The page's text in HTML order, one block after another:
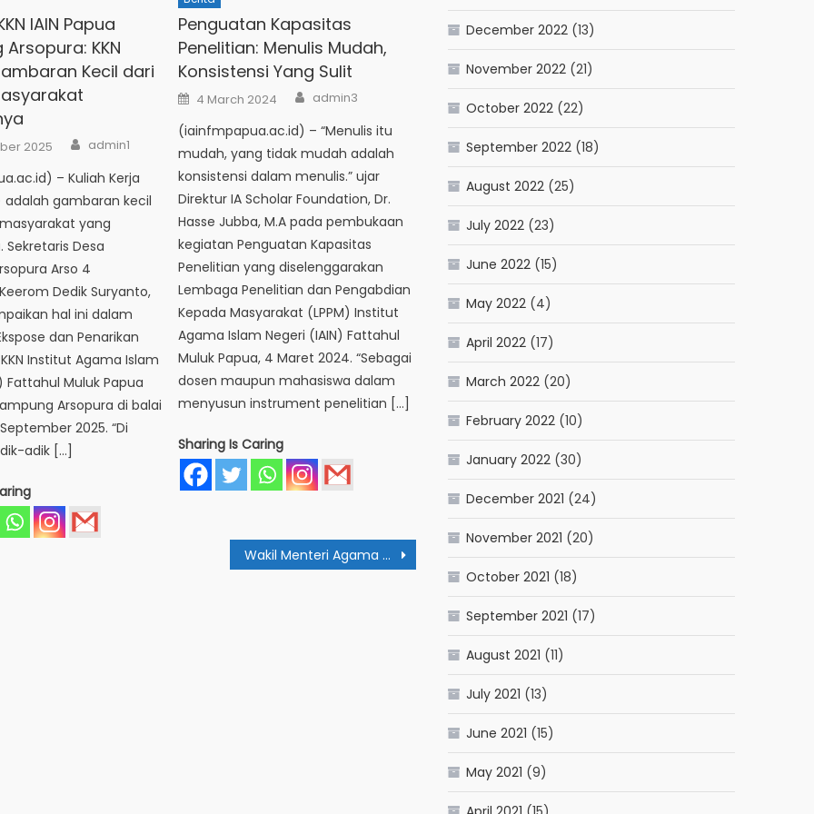
IAIN Papua
KKN
Kecil dari
2025 Author
admin1
– Kuliah Kerja
adalah gambaran kecil
yang
Sekretaris Desa
Arso 4
Dedik Suryanto,
hal ini dalam
dan Penarikan
Institut Agama Islam
Fattahul Muluk Papua
Arsopura di balai
2025. “Di
adik […]
Penguatan Kapasitas
Penelitian: Menulis Mudah,
Konsistensi Yang Sulit
Posted
on
4 March 2024 Author
admin3
(iainfmpapua.ac.id) – “Menulis itu
mudah, yang tidak mudah adalah
konsistensi dalam menulis.” ujar
Direktur IA Scholar Foundation, Dr.
Hasse Jubba, M.A pada pembukaan
kegiatan Penguatan Kapasitas
Penelitian yang diselenggarakan
Lembaga Penelitian dan Pengabdian
Kepada Masyarakat (LPPM) Institut
Agama Islam Negeri (IAIN) Fattahul
Muluk Papua, 4 Maret 2024. “Sebagai
dosen maupun mahasiswa dalam
menyusun instrument penelitian […]
Sharing Is Caring
Wakil Menteri Agama Ajak Mahasiswa Jaga Keragaman
December 2022 (13)
November 2022 (21)
October 2022 (22)
September 2022 (18)
August 2022 (25)
July 2022 (23)
June 2022 (15)
May 2022 (4)
April 2022 (17)
March 2022 (20)
February 2022 (10)
January 2022 (30)
December 2021 (24)
November 2021 (20)
October 2021 (18)
September 2021 (17)
August 2021 (11)
July 2021 (13)
June 2021 (15)
May 2021 (9)